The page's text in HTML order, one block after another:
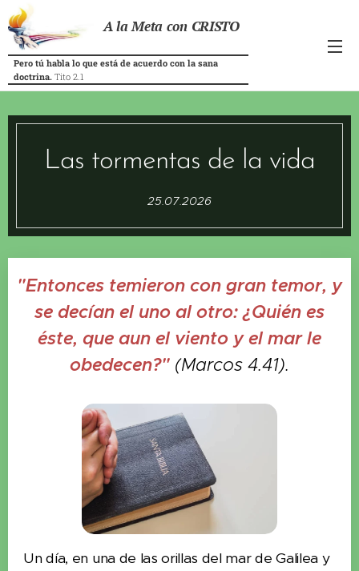
A la Meta con CRISTO
Pero tú habla lo que está de acuerdo con la sana
doctrina. Tito 2.1
Las tormentas de la vida
25.07.2026
"Entonces temieron con gran temor, y
se decían el uno al otro: ¿Quién es
éste, que aun el viento y el mar le
obedecen?" (Marcos 4.41).
Un día, en una de las orillas del mar de Galilea y